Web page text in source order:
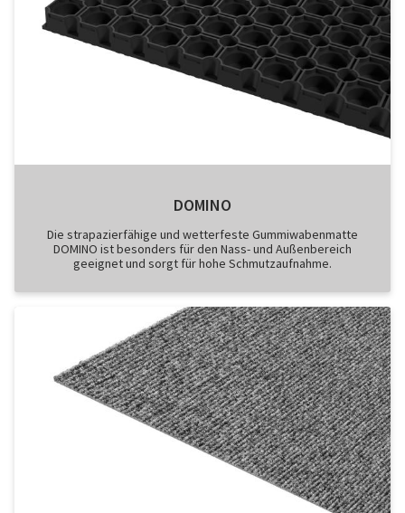
DOMINO
Die strapazierfähige und wetterfeste Gummiwabenmatte
DOMINO ist besonders für den Nass- und Außenbereich
geeignet und sorgt für hohe Schmutzaufnahme.